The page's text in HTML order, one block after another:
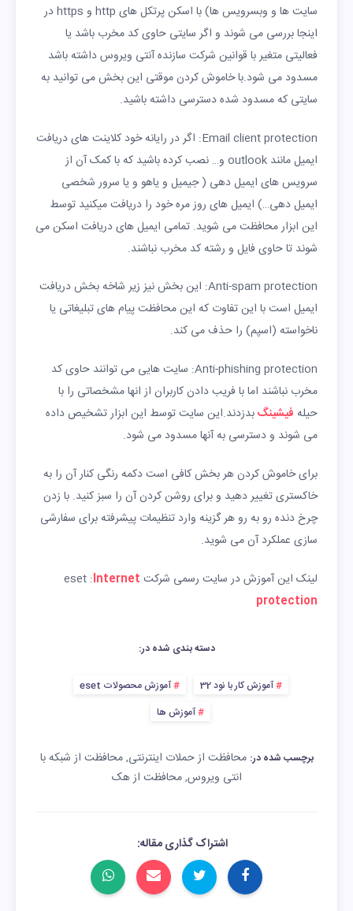
سایت ها و وبسرویس ها) با اسکن پرتکل های http و https در
اینجا بررسی می شوند و اگر سایتی حاوی کد مخرب باشد یا
فعالیتی متغیر با قوانین شرکت سازنده آنتی ویروس داشته باشد
مسدود می شود.با خاموش کردن موقتی این بخش می توانید به
سایتی که مسدود شده دسترسی داشته باشید.
Email client protection: اگر در رایانه خود کلاینت های دریافت
ایمیل مانند outlook و… نصب کرده باشید که با کمک آن از
سرویس های ایمیل دهی ( جیمیل و یاهو و یا سرور شخصی
ایمیل دهی…) ایمیل های روز مره خود را دریافت میکنید توسط
این ابزار محافظت می شوید. تمامی ایمیل های دریافت اسکن می
شوند تا حاوی فایل و رشته کد مخرب نباشند.
Anti-spam protection: این بخش نیز زیر شاخه بخش دریافت
ایمیل است با این تفاوت که این محافظت پیام های تبلیغاتی یا
ناخواسته (اسپم) را حذف می کند.
Anti-phishing protection: سایت هایی می توانند حاوی کد
مخرب نباشند اما با فریب دادن کاربران از انها مشخصاتی را با
حیله فیشینگبدزدند.این سایت توسط این ابزار تشخیص داده
می شوند و دسترسی به آنها مسدود می شود.
برای خاموش کردن هر بخش کافی است دکمه رنگی کنار آن را به
خاکستری تغییر دهید و برای روشن کردن آن را سبز کنید. با زدن
چرخ دنده رو به رو هر گزینه وارد تنظیمات پیشرفته برای سفارشی
سازی عملکرد آن می شوید.
لینک این آموزش در سایت رسمی شرکت eset : Internet
protection
دسته بندی شده در:
آموزش کار با نود 32
آموزش محصولات eset
آموزش ها
برچسب شده در: محافظت از حملات اینترنتی,محافظت از شبکه با
انتی ویروس,محافظت از هک
اشتراک گذاری مقاله: